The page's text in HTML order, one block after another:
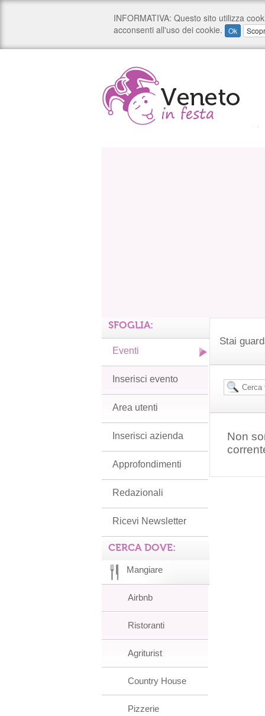
Stai
Non
SFOGLIA:
Eventi
Inserisci evento
Area utenti
Inserisci azienda
Approfondimenti
Redazionali
Ricevi Newsletter
CERCA DOVE:
Mangiare
Airbnb
Ristoranti
Agriturist
Country House
Pizzerie